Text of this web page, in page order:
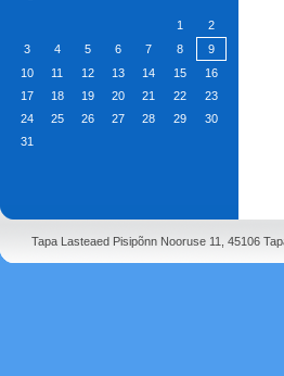
1
2
3
4 5 6 7 8
9
10
11 12 13 14 15
16
17
18 19 20 21 22
23
24
25 26 27 28 29
30
31
Tapa Lasteaed Pisipõnn Nooruse 11, 45106